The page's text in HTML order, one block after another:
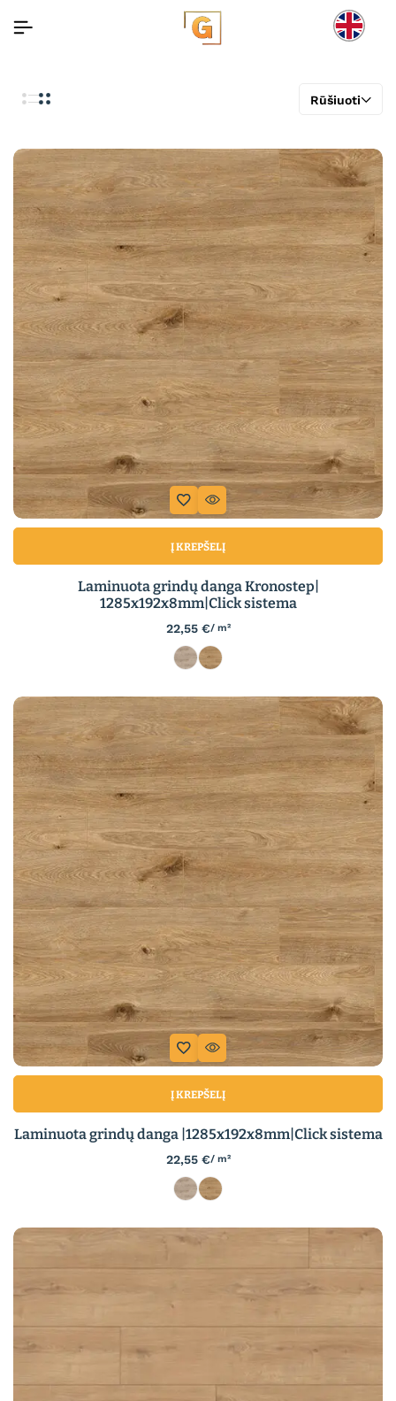
Rūšiuoti
Į KREPŠELĮ
Laminuota grindų danga Kronostep|
1285x192x8mm|Click sistema
22,55 €/ m²
Į KREPŠELĮ
Laminuota grindų danga |1285x192x8mm|Click sistema
22,55 €/ m²